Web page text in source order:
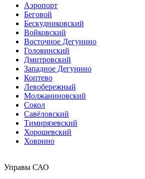
Аэропорт
Беговой
Бескудниковский
Войковский
Восточное Дегунино
Головинский
Дмитровский
Западное Дегунино
Коптево
Левобережный
Молжаниновский
Сокол
Савёловский
Тимирязевский
Хорошевский
Ховрино
Управы САО